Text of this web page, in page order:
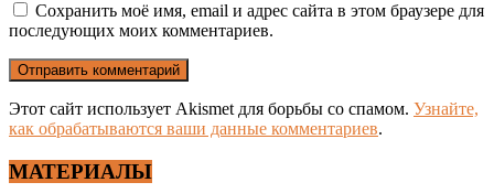
Сохранить моё имя, email и адрес сайта в этом браузере для
последующих моих комментариев.
Этот сайт использует Akismet для борьбы со спамом. Узнайте,
как обрабатываются ваши данные комментариев.
МАТЕРИАЛЫ